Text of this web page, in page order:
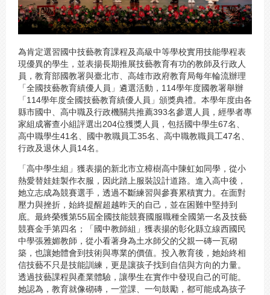
為肯定選習國中技藝教育課程及高級中等學校實用技能學程表
現優異的學生，並表揚長期推展技藝教育有功的教師及行政人
員，教育部國教署與臺北市、高雄市政府教育局每年輪流辦理
「全國技藝教育績優人員」遴選活動，114學年度國教署舉辦
「114學年度全國技藝教育績優人員」頒獎典禮。本學年度由各
縣市國中、高中職及行政機關共推薦393名參選人員，經學者專
家組成審查小組評選出204位獲獎人員，包括國中學生67名、
高中職學生41名、國中教職員工35名、高中職教職員工47名、
行政及退休人員14名。
「高中學生組」獲表揚的新北市立樟樹高中陳虹如同學，從小
熱愛替娃娃製作衣服，因此踏上服裝設計道路。進入高中後，
她立志成為競賽選手，透過不斷練習與參賽累積實力。在面對
壓力與挫折，始終提醒超越昨天的自己，並在困難中堅持到
底。最終榮獲第55屆全國技能競賽國服職種全國第一名及技藝
競賽金手第四名；「國中教師組」獲表揚的彰化縣立線西國民
中學張雅媚教師，從小看著身為土水師父的父親一磚一瓦砌
築，也讓她體會到技術與專業的價值。投入教育後，她始終相
信技藝不只是技能訓練，更是讓孩子找到自信與方向的力量。
透過技藝課程與產業體驗，讓學生在實作中發現自己的可能。
她認為，教育就像砌磚，一堂課、一句鼓勵，都可能成為孩子